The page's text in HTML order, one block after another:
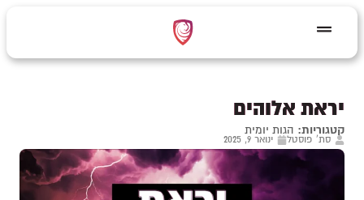
יראת אלוהים
קטגוריות: הגות יומית
סת' פוסטל ינואר 9, 2025